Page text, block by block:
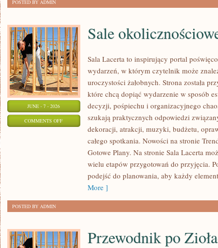
POSTED BY ADMIN
JUNE - 7 - 2026
COMMENTS OFFON
OKOLICZNOŚCIOWE
Sale
Sala Lacerta to inspirujący portal
wydarzeń, w którym czytelnik może
uroczystości żałobnych. Strona została
które chcą dopiąć wydarzenie w sposób
decyzji, pośpiechu i organizacyjnego
szukają praktycznych odpowiedzi
dekoracji, atrakcji, muzyki, budżetu,
całego spotkania. Nowości na stronie
Gotowe Plany. Na stronie Sala Lacerta
wielu etapów przygotowań do przyjęcia.
podejść do planowania, aby każdy
More ]
POSTED BY ADMIN
Przewodnik po